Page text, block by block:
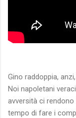
Gino raddoppia,
Noi napoletani
avversità ci
tempo di fare i